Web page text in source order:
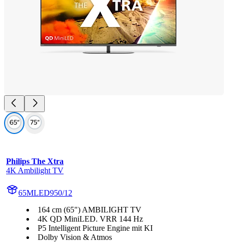
Philips The Xtra
4K Ambilight TV
65MLED950/12
164 cm (65") AMBILIGHT TV
4K QD MiniLED. VRR 144 Hz
P5 Intelligent Picture Engine mit KI
Dolby Vision & Atmos